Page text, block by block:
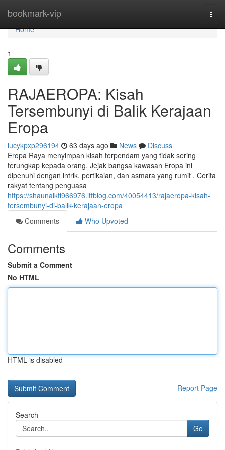
bookmark-vip
Home
Home
1
RAJAEROPA: Kisah
Tersembunyi di Balik Kerajaan
Eropa
lucykpxp296194 63 days ago News
Discuss
Eropa Raya menyimpan kisah terpendam yang tidak sering
terungkap kepada orang. Jejak bangsa kawasan Eropa ini
dipenuhi dengan intrik, pertikaian, dan asmara yang rumit . Cerita
rakyat tentang penguasa
https://shaunalkti966976.ltfblog.com/40054413/rajaeropa-kisah-
tersembunyi-di-balik-kerajaan-eropa
Comments
Who Upvoted
Comments
Submit a Comment
No HTML
HTML is disabled
Report Page
Search
Go